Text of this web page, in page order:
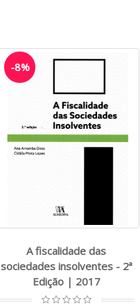
-8%
A fiscalidade das
sociedades insolventes - 2ª
Edição | 2017